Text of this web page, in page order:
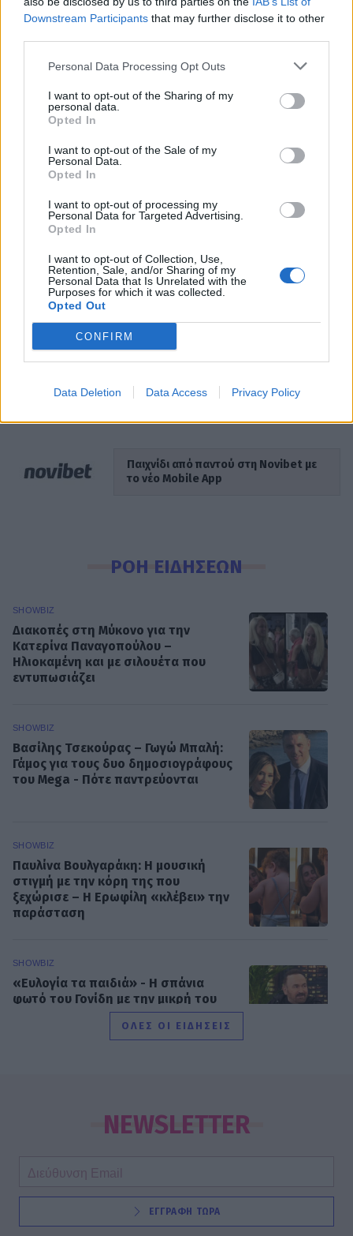
Downstream Participants that may further disclose it to other
Personal Data Processing Opt Outs
I want to opt-out of the Sharing of my
personal data.
Opted In
I want to opt-out of the Sale of my
Personal Data.
Opted In
I want to opt-out of processing my
Personal Data for Targeted Advertising.
Opted In
I want to opt-out of Collection, Use,
Retention, Sale, and/or Sharing of my
Personal Data that Is Unrelated with the
Purposes for which it was collected.
Opted Out
CONFIRM
Data Deletion Data Access Privacy Policy
Παιχνίδι από παντού στη Novibet με
το νέο Mobile App
ΡΟΗ ΕΙΔΗΣΕΩΝ
SHOWBIZ
Διακοπές στη Μύκονο για την
Κατερίνα Παναγοπούλου –
Ηλιοκαμένη και με σιλουέτα που
εντυπωσιάζει
SHOWBIZ
Βασίλης Τσεκούρας – Γωγώ Μπαλή:
Γάμος για τους δυο δημοσιογράφους
του Mega - Πότε παντρεύονται
SHOWBIZ
Παυλίνα Βουλγαράκη: Η μουσική
στιγμή με την κόρη της που
ξεχώρισε – Η Ερωφίλη «κλέβει» την
παράσταση
SHOWBIZ
«Ευλογία τα παιδιά» - Η σπάνια
φωτό του Γονίδη με την μικρή του
κόρη! Μαζί στο τιμόνι της βάρκας
ψηλά – Η πτήση με αερόστατο στο
SHOWBIZ
Η Χρηστίδου στην Κρήτη με stylish
ΟΛΕΣ ΟΙ ΕΙΔΗΣΕΙΣ
NEWSLETTER
ΕΓΓΡΑΦΗ ΤΩΡΑ